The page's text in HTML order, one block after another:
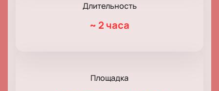
Длительность
~ 2 часа
Площадка